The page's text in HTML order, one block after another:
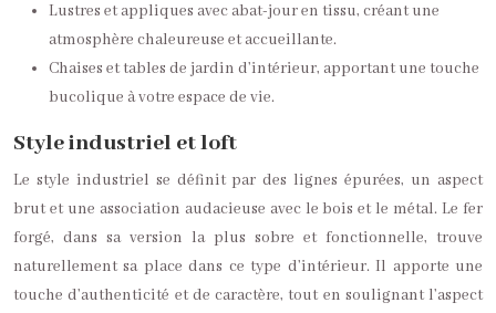
Lustres et appliques avec abat-jour en tissu, créant une
atmosphère chaleureuse et accueillante.
Chaises et tables de jardin d’intérieur, apportant une touche
bucolique à votre espace de vie.
Style industriel et loft
Le style industriel se définit par des lignes épurées, un aspect
brut et une association audacieuse avec le bois et le métal. Le fer
forgé, dans sa version la plus sobre et fonctionnelle, trouve
naturellement sa place dans ce type d’intérieur. Il apporte une
touche d’authenticité et de caractère, tout en soulignant l’aspect